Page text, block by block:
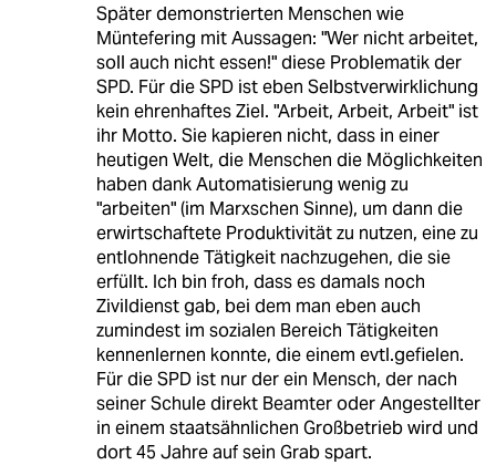
Später demonstrierten Menschen wie
Müntefering mit Aussagen: "Wer nicht arbeitet,
soll auch nicht essen!" diese Problematik der
SPD. Für die SPD ist eben Selbstverwirklichung
kein ehrenhaftes Ziel. "Arbeit, Arbeit, Arbeit" ist
ihr Motto. Sie kapieren nicht, dass in einer
heutigen Welt, die Menschen die Möglichkeiten
haben dank Automatisierung wenig zu
"arbeiten" (im Marxschen Sinne), um dann die
erwirtschaftete Produktivität zu nutzen, eine zu
entlohnende Tätigkeit nachzugehen, die sie
erfüllt. Ich bin froh, dass es damals noch
Zivildienst gab, bei dem man eben auch
zumindest im sozialen Bereich Tätigkeiten
kennenlernen konnte, die einem evtl.gefielen.
Für die SPD ist nur der ein Mensch, der nach
seiner Schule direkt Beamter oder Angestellter
in einem staatsähnlichen Großbetrieb wird und
dort 45 Jahre auf sein Grab spart.